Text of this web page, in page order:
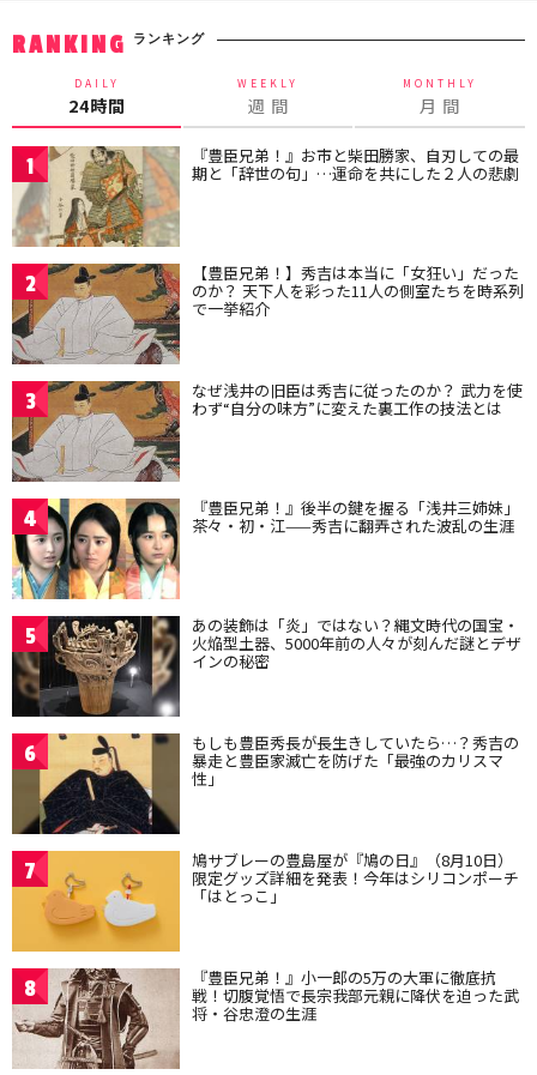
RANKING ランキング
DAILY
24時間
WEEKLY
週 間
MONTHLY
月 間
1 『豊臣兄弟！』お市と柴田勝家、自刃しての最
期と「辞世の句」…運命を共にした２人の悲劇
2 【豊臣兄弟！】秀吉は本当に「女狂い」だった
のか？ 天下人を彩った11人の側室たちを時系列
で一挙紹介
3 なぜ浅井の旧臣は秀吉に従ったのか？ 武力を使
わず“自分の味方”に変えた裏工作の技法とは
4 『豊臣兄弟！』後半の鍵を握る「浅井三姉妹」
茶々・初・江——秀吉に翻弄された波乱の生涯
5 あの装飾は「炎」ではない？縄文時代の国宝・
火焔型土器、5000年前の人々が刻んだ謎とデザ
インの秘密
6 もしも豊臣秀長が長生きしていたら…？秀吉の
暴走と豊臣家滅亡を防げた「最強のカリスマ
性」
7 鳩サブレーの豊島屋が『鳩の日』（8月10日）
限定グッズ詳細を発表！今年はシリコンポーチ
「はとっこ」
8 『豊臣兄弟！』小一郎の5万の大軍に徹底抗
戦！切腹覚悟で長宗我部元親に降伏を迫った武
将・谷忠澄の生涯